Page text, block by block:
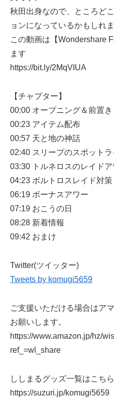
秋田出身なので、ところど
ョンになっているかもしれま
この動画は【Wondershare
ます
https://bit.ly/2MqVIUA
【チャプター】
00:00 オープニング＆前置き
00:23 アイテム配布
00:57 天と地の神話
02:40 スリープのスポット
03:30 トルネロスのレイドア
04:23 ボルトロスレイド対策
06:19 ボーナスアワー
07:19 おこうの日
08:28 新着情報
09:42 おまけ
Twitter(ツイッター)
Tweets by komugi5659
ご支援いただける場合はア
お願いします。
https://www.amazon.jp/hz/
ref_=wl_share
ししまるグッズ一覧はこちら
https://suzuri.jp/komugi5659